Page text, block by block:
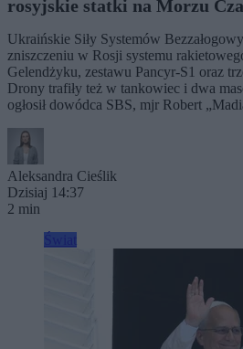
rosyjskie statki na Morzu
Ukraińskie Siły Systemów
zniszczeniu w Rosji systemu
Gelendżyku, zestawu Pancyr-S1 oraz
Drony trafiły też w tankowiec i dwa
ogłosił dowódca SBS, mjr Robert
Aleksandra Cieślik
Dzisiaj 14:37
2 min